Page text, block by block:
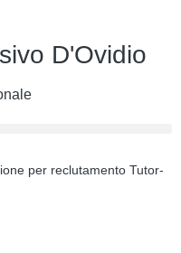
D'Ovidio
per reclutamento Tutor-